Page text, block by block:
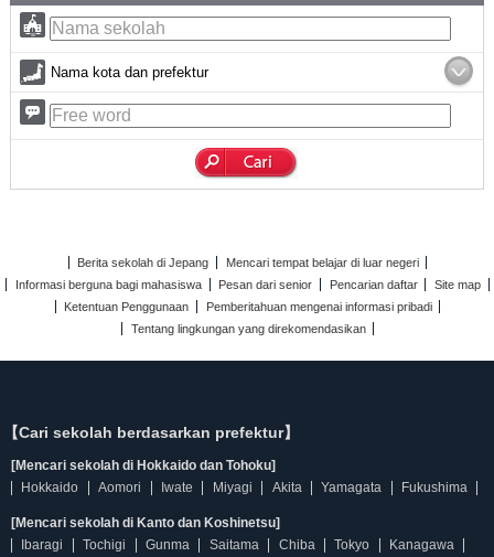
Nama kota dan prefektur
Berita sekolah di Jepang
Mencari tempat belajar di luar negeri
Informasi berguna bagi mahasiswa
Pesan dari senior Pencarian daftar
Site map
Ketentuan Penggunaan
Pemberitahuan mengenai informasi pribadi
Tentang lingkungan yang direkomendasikan
【Cari sekolah berdasarkan prefektur】
[Mencari sekolah di Hokkaido dan Tohoku]
Hokkaido
Aomori Iwate Miyagi Akita Yamagata Fukushima
[Mencari sekolah di Kanto dan Koshinetsu]
Ibaragi
Tochigi Gunma Saitama Chiba Tokyo
Kanagawa